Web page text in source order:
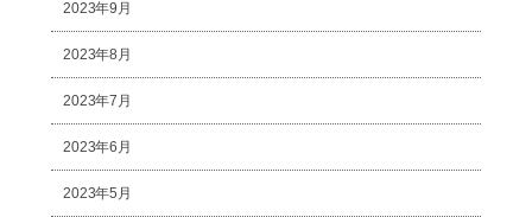
2023年9月
2023年8月
2023年7月
2023年6月
2023年5月